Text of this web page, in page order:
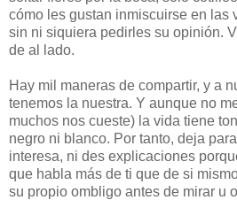
cómo les gustan inmiscuirse en las
sin ni siquiera pedirles su opinión.
de al lado.
Hay mil maneras de compartir, y a
tenemos la nuestra. Y aunque no
muchos nos cueste) la vida tiene
negro ni blanco. Por tanto, deja
interesa, ni des explicaciones
que habla más de ti que de si
su propio ombligo antes de mirar u